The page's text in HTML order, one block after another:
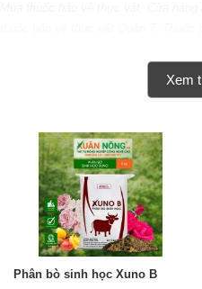
Xem
Phân bò sinh học Xuno B